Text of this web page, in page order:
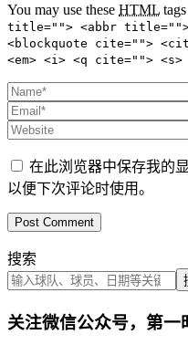
You may use these HTML
title=""> <abbr title="">
<blockquote cite="">
<em> <i> <q cite="">
在此浏览器中保存我的
以便下次评论时使用。
搜索
关注微信公众号，第一